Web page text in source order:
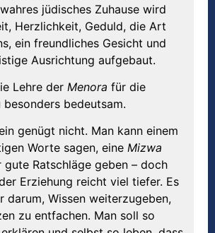
jüdisches Zuhause wird
Herzlichkeit, Geduld, die Art
ein freundliches Gesicht und
Ausrichtung aufgebaut.
Lehre der Menora für die
besonders bedeutsam.
genügt nicht. Man kann einem
Worte sagen, eine Mizwa
gute Ratschläge geben – doch
Erziehung reicht viel tiefer. Es
darum, Wissen weiterzugeben,
zu entfachen. Man soll so